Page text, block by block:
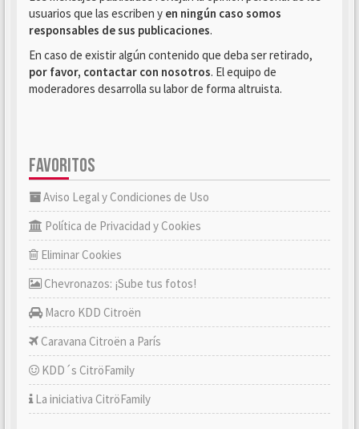
usuarios que las escriben y en ningún caso somos
responsables de sus publicaciones.
En caso de existir algún contenido que deba ser retirado,
por favor, contactar con nosotros. El equipo de
moderadores desarrolla su labor de forma altruista.
FAVORITOS
Aviso Legal y Condiciones de Uso
Política de Privacidad y Cookies
Eliminar Cookies
Chevronazos: ¡Sube tus fotos!
Macro KDD Citroën
Caravana Citroën a París
KDD´s CitröFamily
La iniciativa CitröFamily